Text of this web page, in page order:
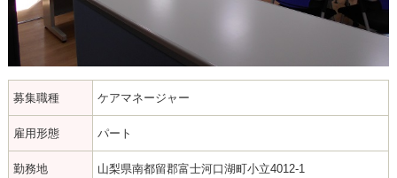
募集職種 ケアマネージャー
雇用形態 パート
勤務地 山梨県南都留郡富士河口湖町小立4012-1